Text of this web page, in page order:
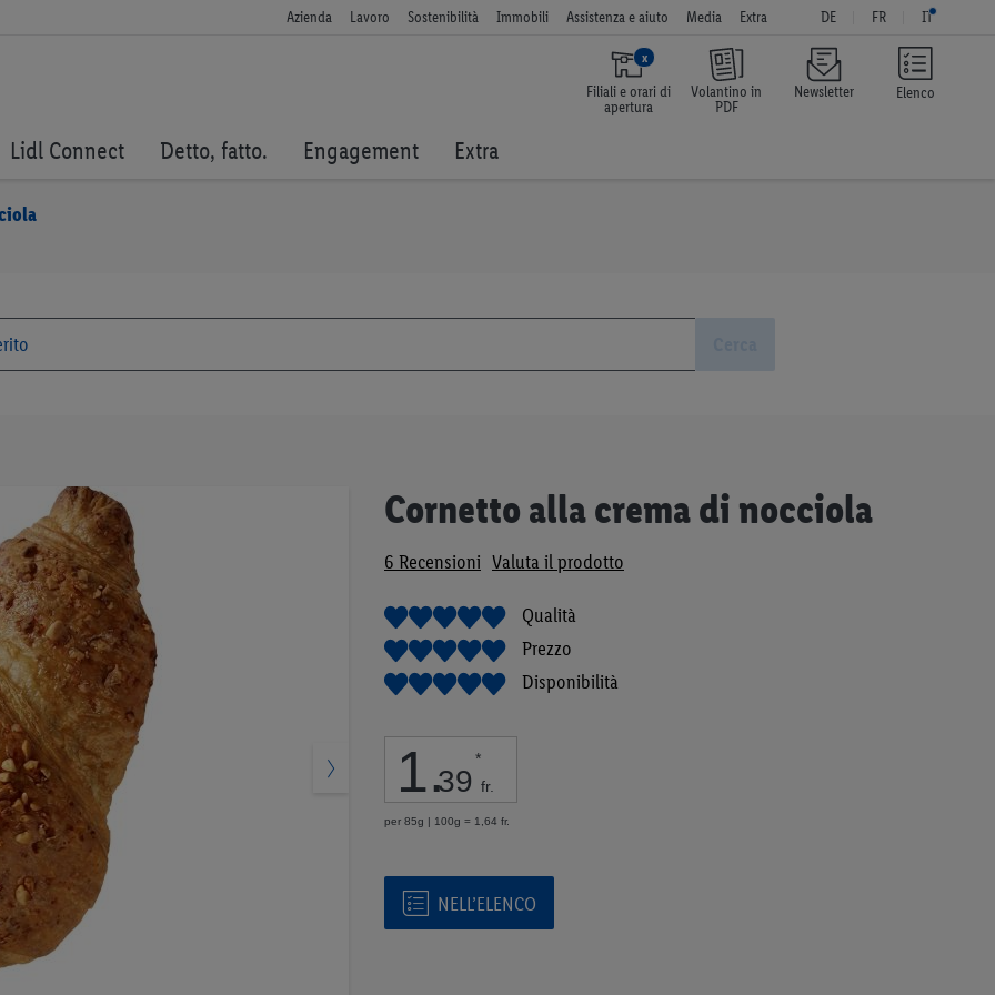
Elenco
Azienda Lavoro Sostenibilità Immobili Assistenza e aiuto Media Extra DE FR IT
x
Filiali e orari di
apertura
Volantino in
PDF
Newsletter
Lidl Connect Detto, fatto. Engagement Extra
Cornetto alla crema di nocciola
6 Recensioni Valuta il prodotto
Qualità
Prezzo
Disponibilità
1.39
*
fr.
per 85g | 100g = 1,64 fr.
NELL’ELENCO
all'inizio
galleria
immagini